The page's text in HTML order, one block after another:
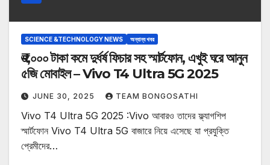
SCIENCE &TECHNOLOGY NEWS অন্যান্য খবর
₹৩,০০০ টাকা কমে দুর্ধর্ষ ফিচার সহ স্মার্টফোন, এখুই ঘরে আনুন
৫জি মোবাইল – Vivo T4 Ultra 5G 2025
JUNE 30, 2025 TEAM BONGOSATHI
Vivo T4 Ultra 5G 2025 :Vivo আবারও তাদের ফ্ল্যাগশিপ
স্মার্টফোন Vivo T4 Ultra 5G বাজারে নিয়ে এসেছে যা প্রযুক্তি
প্রেমীদের…